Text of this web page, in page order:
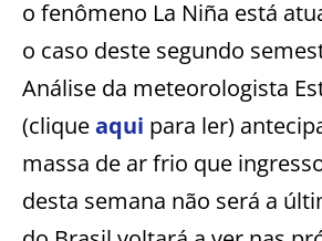
o fenômeno La Niña está
o caso deste segundo
Análise da meteorologista
(cliqueaqui para ler)
massa de ar frio que
desta semana não será a